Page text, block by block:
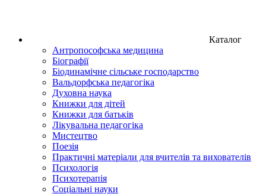
Каталог
Антропософська медицина
Біографії
Біодинамічне сільське господарство
Вальдорфська педагогіка
Духовна наука
Книжки для дітей
Книжки для батьків
Лікувальна педагогіка
Мистецтво
Поезія
Практичні матеріали для вчителів та вихователів
Психологія
Психотерапія
Соціальні науки